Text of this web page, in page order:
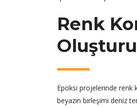
Renk
Epoksi projelerinde renk
beyazın birleşimi deniz